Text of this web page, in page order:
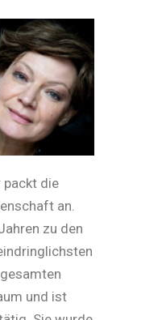
packt die
an.
zu den
und ist